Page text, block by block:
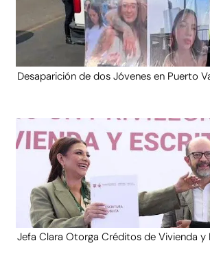
Desaparición de dos Jóvenes en Puerto
Jefa Clara Otorga Créditos de Vivienda y